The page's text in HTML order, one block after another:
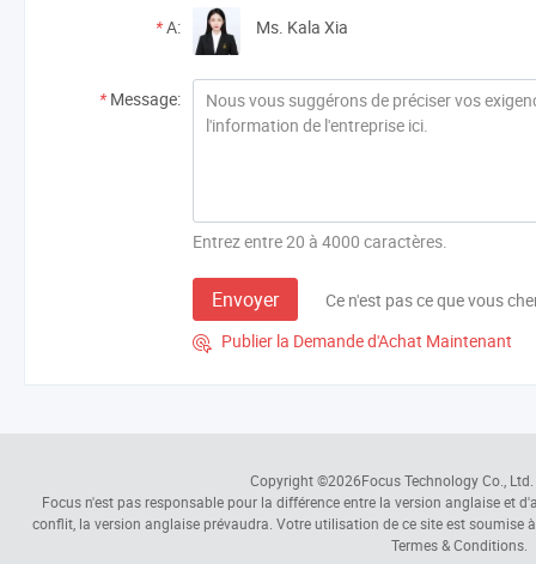
*A: Ms. Kala Xia
* Message:
Entrez entre 20 à 4000 caractères.
Envoyer Ce n'est pas ce que vous
 Publier la Demande d'Achat Maintenant
Copyright ©2026Focus Technology Co., Ltd.
Focus n'est pas responsable pour la différence entre la version anglaise et
conflit, la version anglaise prévaudra. Votre utilisation de ce site est soumise
Termes & Conditions.